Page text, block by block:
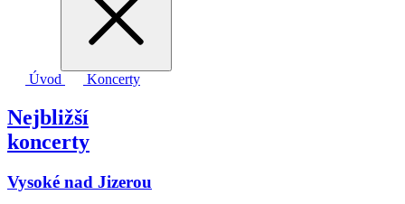
Úvod Koncerty
Nejbližší
koncerty
Vysoké nad Jizerou